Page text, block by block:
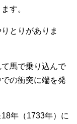
す。
とりがありま
馬で乗り込んで
の衝突に端を発
年（1733年）に